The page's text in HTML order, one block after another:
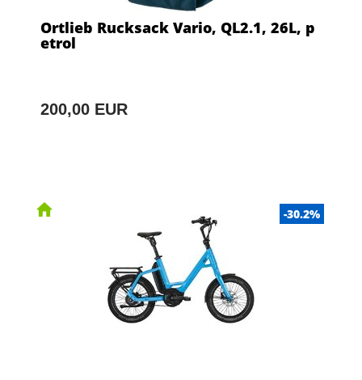
Ortlieb Rucksack Vario, QL2.1, 26L, p
etrol
200,00 EUR
-30.2%